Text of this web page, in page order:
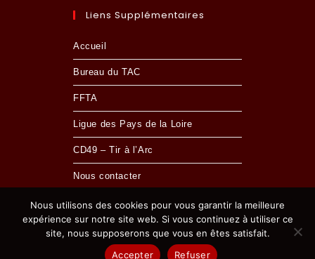
Liens Supplémentaires
Accueil
Bureau du TAC
FFTA
Ligue des Pays de la Loire
CD49 – Tir à l’Arc
Nous contacter
MENTIONS LÉGALES- © 2024 TIR À L'ARC CHOLETAIS
Nous utilisons des cookies pour vous garantir la meilleure
expérience sur notre site web. Si vous continuez à utiliser ce
site, nous supposerons que vous en êtes satisfait.
Accepter
Refuser